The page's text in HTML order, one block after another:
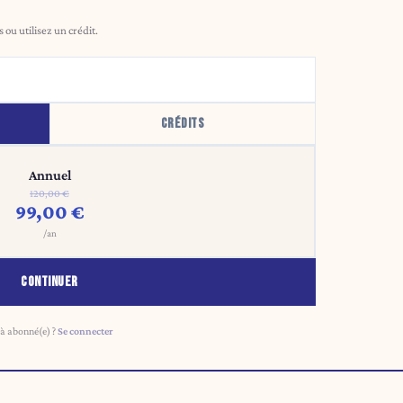
ou utilisez un crédit.
CRÉDITS
Annuel
120,00 €
99,00 €
/an
CONTINUER
abonné(e) ?Se connecter